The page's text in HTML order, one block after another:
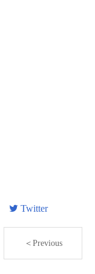
Twitter
＜Previous